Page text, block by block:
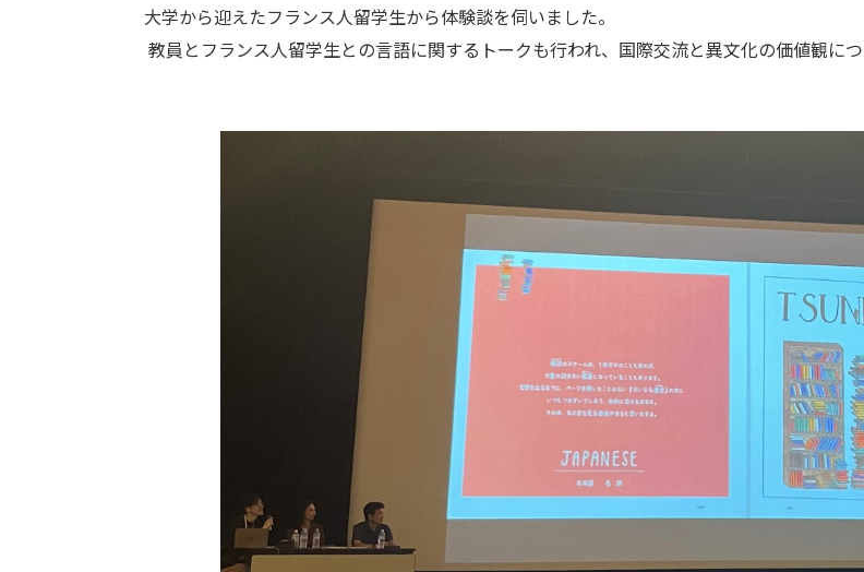
大学から迎えたフランス人留学生から体験談を伺いました。
教員とフランス人留学生との言語に関するトークも行われ、国際交流と異文化の価値観に